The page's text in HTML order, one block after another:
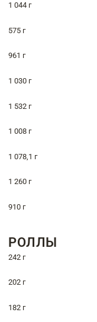
1 044 г
575 г
961 г
1 030 г
1 532 г
1 008 г
1 078,1 г
1 260 г
910 г
РОЛЛЫ
242 г
202 г
182 г